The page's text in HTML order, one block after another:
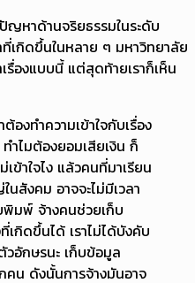
ญหาด้านจริยธรรมในระดับ
กิดขึ้นในหลาย ๆ มหาวิทยาลัย
องแบบนี้ แต่สุดท้ายเราก็เห็น
องทำความเข้าใจกับเรื่อง
ำไมต้องยอมเสียเงิน ก็
เข้าใจไง แล้วคนที่มาเรียน
นสังคม อาจจะไม่มีเวลา
พิมพ์ จ้างคนช่วยเก็บ
กิดขึ้นได้ เราไม่ได้บังคับ
อักษรนะ เก็บข้อมูล
น ดังนั้นการจ้างมันอาจ